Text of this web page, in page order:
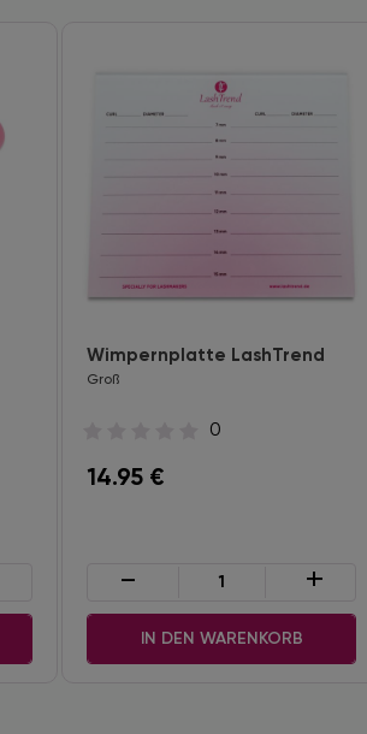
Wimpernplatte LashTrend
Groß
0
14.95 €
- +
IN DEN WARENKORB